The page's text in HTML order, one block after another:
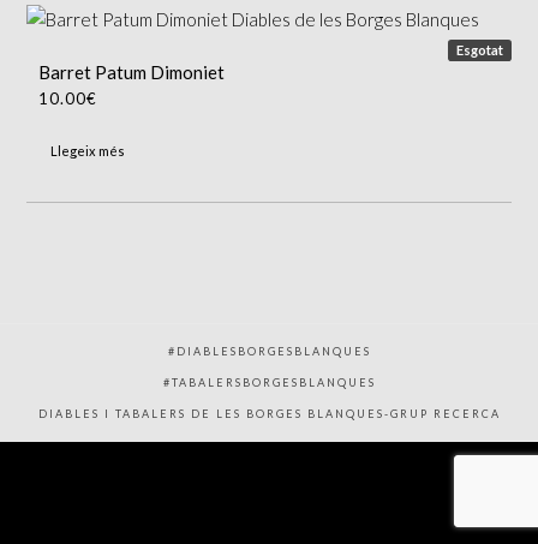
Esgotat
Barret Patum Dimoniet
10.00€
Llegeix més
#DIABLESBORGESBLANQUES
#TABALERSBORGESBLANQUES
DIABLES I TABALERS DE LES BORGES BLANQUES-GRUP RECERCA